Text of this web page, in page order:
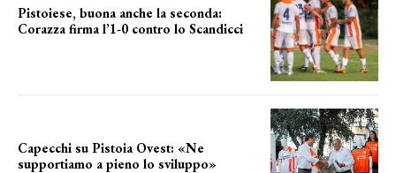
Pistoiese, buona anche la seconda:
Corazza firma l’1-0 contro lo Scandicci
Capecchi su Pistoia Ovest: «Ne
supportiamo a pieno lo sviluppo»